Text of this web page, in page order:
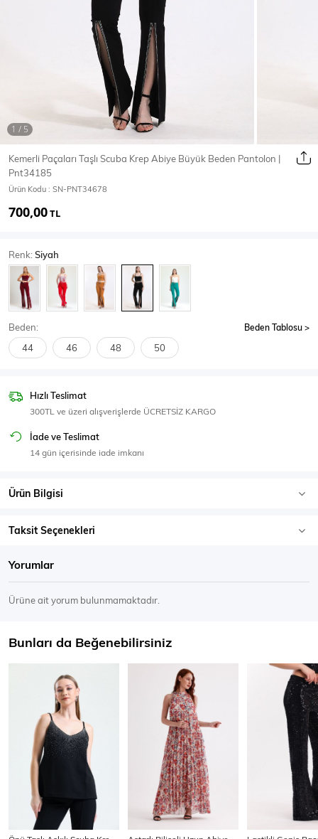
Mont & Kaban
T-Shirt
BODY
Atlet Crop & Büstiyer
SPOR GİYİM
Eşofman Üstü Sweatshirt
Kemerli Paçaları Taşlı Scuba Krep Abiye Büyük Beden Pantolon |
Pnt34185
Ürün Kodu : SN-PNT34678
700,00TL
Renk:Siyah
Beden: Beden Tablosu
44 46 48 50
Hızlı Teslimat
300TL ve üzeri alışverişlerde ÜCRETSİZ KARGO
İade ve Teslimat
14 gün içerisinde iade imkanı
Ürün Bilgisi
Taksit Seçenekleri
Yorumlar
Ürüne ait yorum bulunmamaktadır.
Bunları da Beğenebilirsiniz